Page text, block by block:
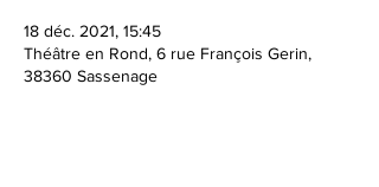
18 déc. 2021, 15:45
Théâtre en Rond, 6 rue François Gerin,
38360 Sassenage